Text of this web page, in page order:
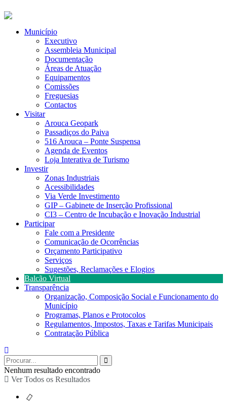
Município
Executivo
Assembleia Municipal
Documentação
Áreas de Atuação
Equipamentos
Comissões
Freguesias
Contactos
Visitar
Arouca Geopark
Passadiços do Paiva
516 Arouca – Ponte Suspensa
Agenda de Eventos
Loja Interativa de Turismo
Investir
Zonas Industriais
Acessibilidades
Via Verde Investimento
GIP – Gabinete de Inserção Profissional
CI3 – Centro de Incubação e Inovação Industrial
Participar
Fale com a Presidente
Comunicação de Ocorrências
Orçamento Participativo
Serviços
Sugestões, Reclamações e Elogios
Balcão Virtual
Transparência
Organização, Composição Social e Funcionamento do
Município
Programas, Planos e Protocolos
Regulamentos, Impostos, Taxas e Tarifas Municipais
Contratação Pública
Nenhum resultado encontrado
Ver Todos os Resultados